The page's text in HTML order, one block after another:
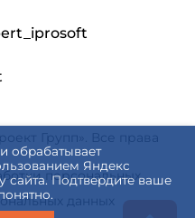
обрабатывает
Яндекс
сайта. Подтвердите ваше
Групп». Все права
персональных
данных